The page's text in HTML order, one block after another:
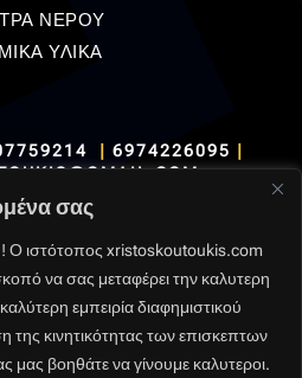
σας
Ο ιστότοπος xristoskoutoukis.com
να σας μεταφέρει την καλυτερη
εμπειρία διαφημιστικού
της κινητικότητας των επισκεπτων
βοηθάτε να γίνουμε καλυτεροι.
ΝΕΡΟΥ
ΥΛΙΚΑ
|6974226095
Δεδομένων|Πολιτική
Πληρωμές|Παραδόσεις